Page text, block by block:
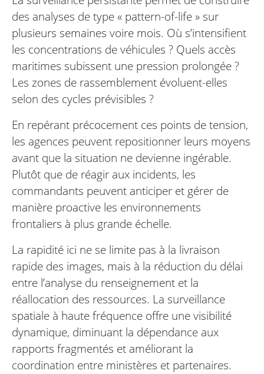
des analyses de type « pattern-of-life » sur
plusieurs semaines voire mois. Où s’intensifient
les concentrations de véhicules ? Quels accès
maritimes subissent une pression prolongée ?
Les zones de rassemblement évoluent-elles
selon des cycles prévisibles ?
En repérant précocement ces points de tension,
les agences peuvent repositionner leurs moyens
avant que la situation ne devienne ingérable.
Plutôt que de réagir aux incidents, les
commandants peuvent anticiper et gérer de
manière proactive les environnements
frontaliers à plus grande échelle.
La rapidité ici ne se limite pas à la livraison
rapide des images, mais à la réduction du délai
entre l’analyse du renseignement et la
réallocation des ressources. La surveillance
spatiale à haute fréquence offre une visibilité
dynamique, diminuant la dépendance aux
rapports fragmentés et améliorant la
coordination entre ministères et partenaires.